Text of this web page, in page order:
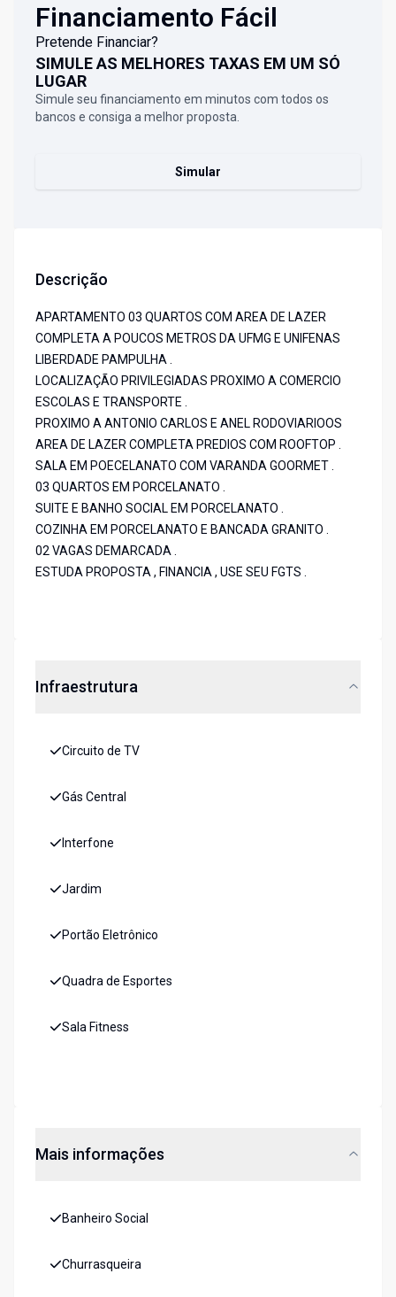
Financiamento Fácil
Pretende Financiar?
SIMULE AS MELHORES TAXAS EM UM SÓ
LUGAR
Simule seu financiamento em minutos com todos os
bancos e consiga a melhor proposta.
Simular
Descrição
APARTAMENTO 03 QUARTOS COM AREA DE LAZER
COMPLETA A POUCOS METROS DA UFMG E UNIFENAS
LIBERDADE PAMPULHA .
LOCALIZAÇÃO PRIVILEGIADAS PROXIMO A COMERCIO
ESCOLAS E TRANSPORTE .
PROXIMO A ANTONIO CARLOS E ANEL RODOVIARIOOS
AREA DE LAZER COMPLETA PREDIOS COM ROOFTOP .
SALA EM POECELANATO COM VARANDA GOORMET .
03 QUARTOS EM PORCELANATO .
SUITE E BANHO SOCIAL EM PORCELANATO .
COZINHA EM PORCELANATO E BANCADA GRANITO .
02 VAGAS DEMARCADA .
ESTUDA PROPOSTA , FINANCIA , USE SEU FGTS .
Infraestrutura
Circuito de TV
Gás Central
Interfone
Jardim
Portão Eletrônico
Quadra de Esportes
Sala Fitness
Mais informações
Banheiro Social
Churrasqueira